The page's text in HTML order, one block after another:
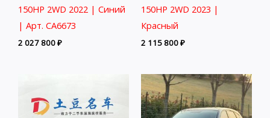
150HP 2WD 2022 | Синий
| Арт. CA6673
2 027 800₽
150HP 2WD 2023 |
Красный
2 115 800₽